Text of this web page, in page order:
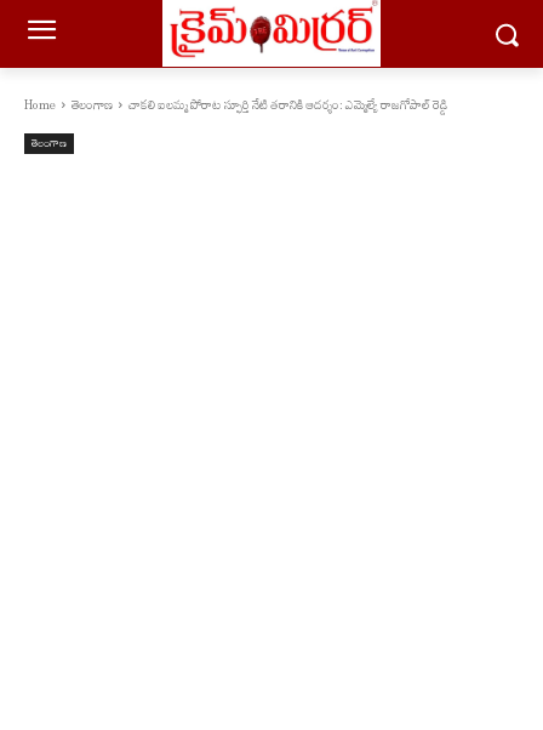
Home తెలంగాణ చాకలి ఐలమ్మ పోరాట స్ఫూర్తి నేటి తరానికి ఆదర్శం: ఎమ్మెల్యే రాజగోపాల్ రెడ్డి
తెలంగాణ